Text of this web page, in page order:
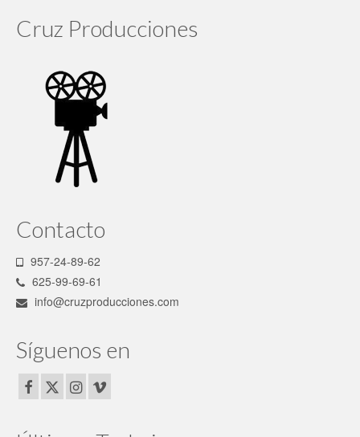
Cruz Producciones
Contacto
957-24-89-62
625-99-69-61
info@cruzproducciones.com
Síguenos en